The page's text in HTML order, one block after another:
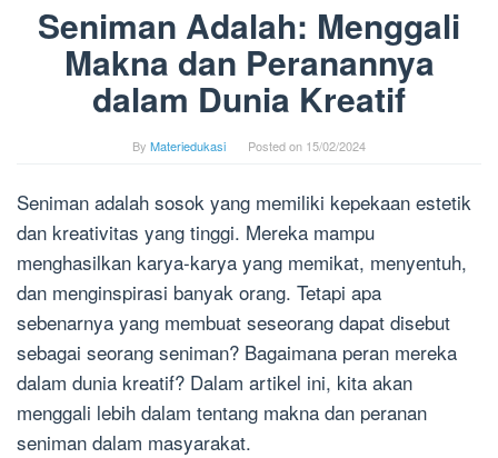
Seniman Adalah: Menggali
Makna dan Peranannya
dalam Dunia Kreatif
By Materiedukasi Posted on 15/02/2024
Seniman adalah sosok yang memiliki kepekaan estetik
dan kreativitas yang tinggi. Mereka mampu
menghasilkan karya-karya yang memikat, menyentuh,
dan menginspirasi banyak orang. Tetapi apa
sebenarnya yang membuat seseorang dapat disebut
sebagai seorang seniman? Bagaimana peran mereka
dalam dunia kreatif? Dalam artikel ini, kita akan
menggali lebih dalam tentang makna dan peranan
seniman dalam masyarakat.